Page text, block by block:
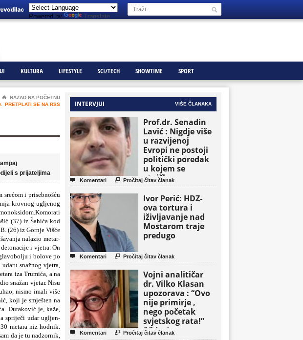
Powered by Translate
KULTURA LIFESTYLE SCI/TECH SHOWTIME SPORT
⌂
NAZAD NA POČETNU
PRETPLATI SE NA RSS
s prijateljima
i prisebnošću
krovnog ugljenog
Komorati
(37) iz Šahića kod
(26) iz Gornje Višće
nalazio metar-
i vjetra. On
i bolove po
snažnog vjetra,
iza Trumića, a na
snažan vjetar. Nisu
nismo imali više
, koji je smješten na
Durakovićje, kaže,
spriječi udar ugljen-
metara niz hodnik.
da je tu nadzornik,
INTERVJUI VIŠE ČLANAKA
Prof.dr. Senadin
Lavić : Nigdje više
u razvijenoj
Evropi ne postoji
politički poredak
u kojem se
etničke grupe
pojavljuju kao
osnovne političke
jedinice
 Komentari  Pročitaj čitav članak
Ivor Perić: HDZ-
ova tortura i
iživljavanje nad
Mostarom traje
predugo
 Komentari  Pročitaj čitav članak
Vojni analitičar
dr. Vilko Klasan
upozorava : “Ovo
nije primirje ,
nego početak
svjetskog rata!”
(Video)
 Komentari  Pročitaj čitav članak